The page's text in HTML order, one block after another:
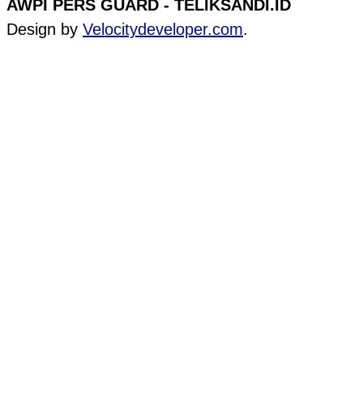
AWPI PERS GUARD - TELIKSANDI.ID
Design by Velocitydeveloper.com.